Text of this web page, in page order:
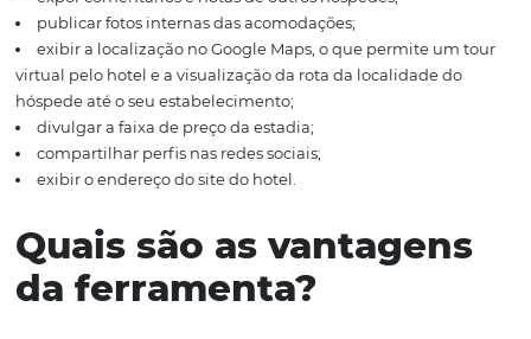
Tornou-se comum as pessoas utilizarem o Google para
soluções na internet para os seus problemas, e isso
acontece quando se deseja procurar por um serviço.
forma, caso o hotel deseja ser mais facilmente
rede, é preciso que ele esteja cadastrado no Google Meu
Negócio. Além disso, a plataforma divulga diversas
mail e telefone, permitindo uma ligação direto do
ainda permite: